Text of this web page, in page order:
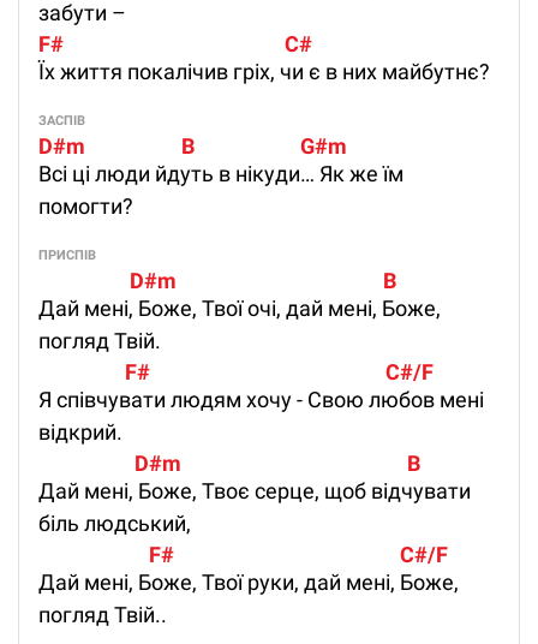
забути –
F#                                              C#
Їх життя покалічив гріх, чи є в них майбутнє?
ЗАСПІВ
D#m                    B                      G#m
Всі ці люди йдуть в нікуди… Як же їм
помогти?
ПРИСПІВ
                   D#m                                           B
Дай мені, Боже, Твої очі, дай мені, Боже,
погляд Твій.
                  F#                                                 C#/F
Я співчувати людям хочу - Свою любов мені
відкрий.
                    D#m                                               B
Дай мені, Боже, Твоє серце, щоб відчувати
біль людський,
                       F#                                               C#/F
Дай мені, Боже, Твої руки, дай мені, Боже,
погляд Твій..